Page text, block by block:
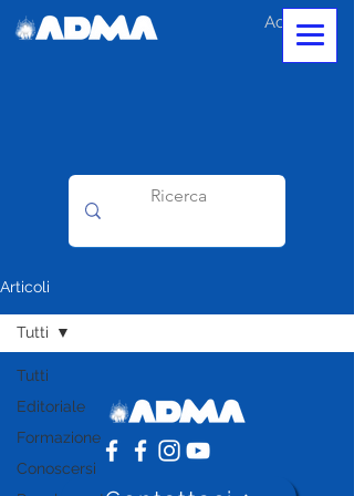
Accedi
Articoli
Tutti
Editoriale
Formazione
Conoscersi
Tutti